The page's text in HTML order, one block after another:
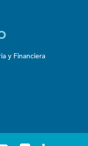
y Financiera